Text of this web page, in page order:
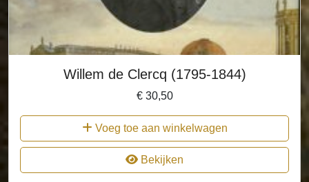
Willem de Clercq (1795-1844)
€30,50
Voeg toe aan winkelwagen
Bekijken